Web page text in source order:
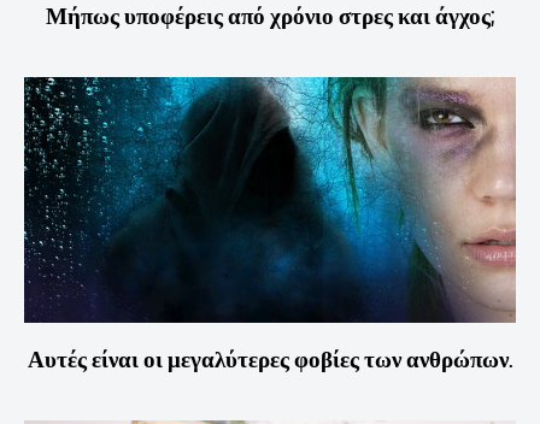
Μήπως υποφέρεις από χρόνιο στρες και άγχος;
Αυτές είναι οι μεγαλύτερες φοβίες των ανθρώπων.